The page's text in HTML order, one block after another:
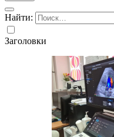
Найти:
Заголовки